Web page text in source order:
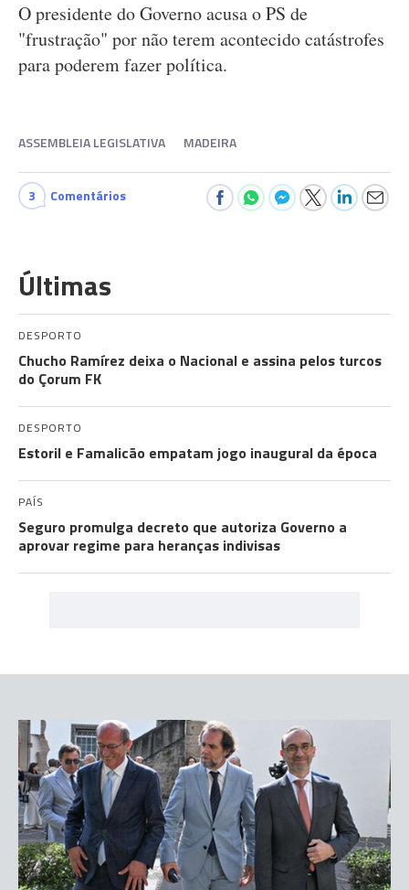
O presidente do Governo acusa o PS de
"frustração" por não terem acontecido catástrofes
para poderem fazer política.
ASSEMBLEIA LEGISLATIVA MADEIRA
3 Comentários
Últimas
DESPORTO
Chucho Ramírez deixa o Nacional e assina pelos turcos
do Çorum FK
DESPORTO
Estoril e Famalicão empatam jogo inaugural da época
PAÍS
Seguro promulga decreto que autoriza Governo a
aprovar regime para heranças indivisas